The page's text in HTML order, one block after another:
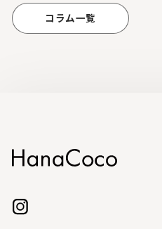
コラム一覧